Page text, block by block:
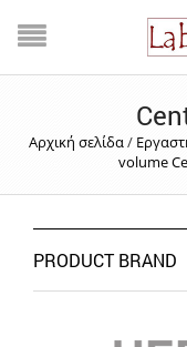
Αρχική σελίδα/
volume
PRODUCT BRAND